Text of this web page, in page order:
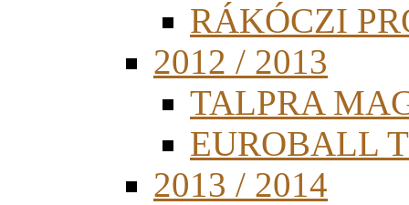
RÁKÓCZI
2012 / 2013
TALPRA
EUROBALL
2013 / 2014